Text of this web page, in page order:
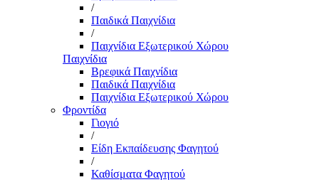
/
Παιδικά Παιχνίδια
/
Παιχνίδια Εξωτερικού Χώρου
Παιχνίδια
Βρεφικά Παιχνίδια
Παιδικά Παιχνίδια
Παιχνίδια Εξωτερικού Χώρου
Φροντίδα
Γιογιό
/
Είδη Εκπαίδευσης Φαγητού
/
Καθίσματα Φαγητού